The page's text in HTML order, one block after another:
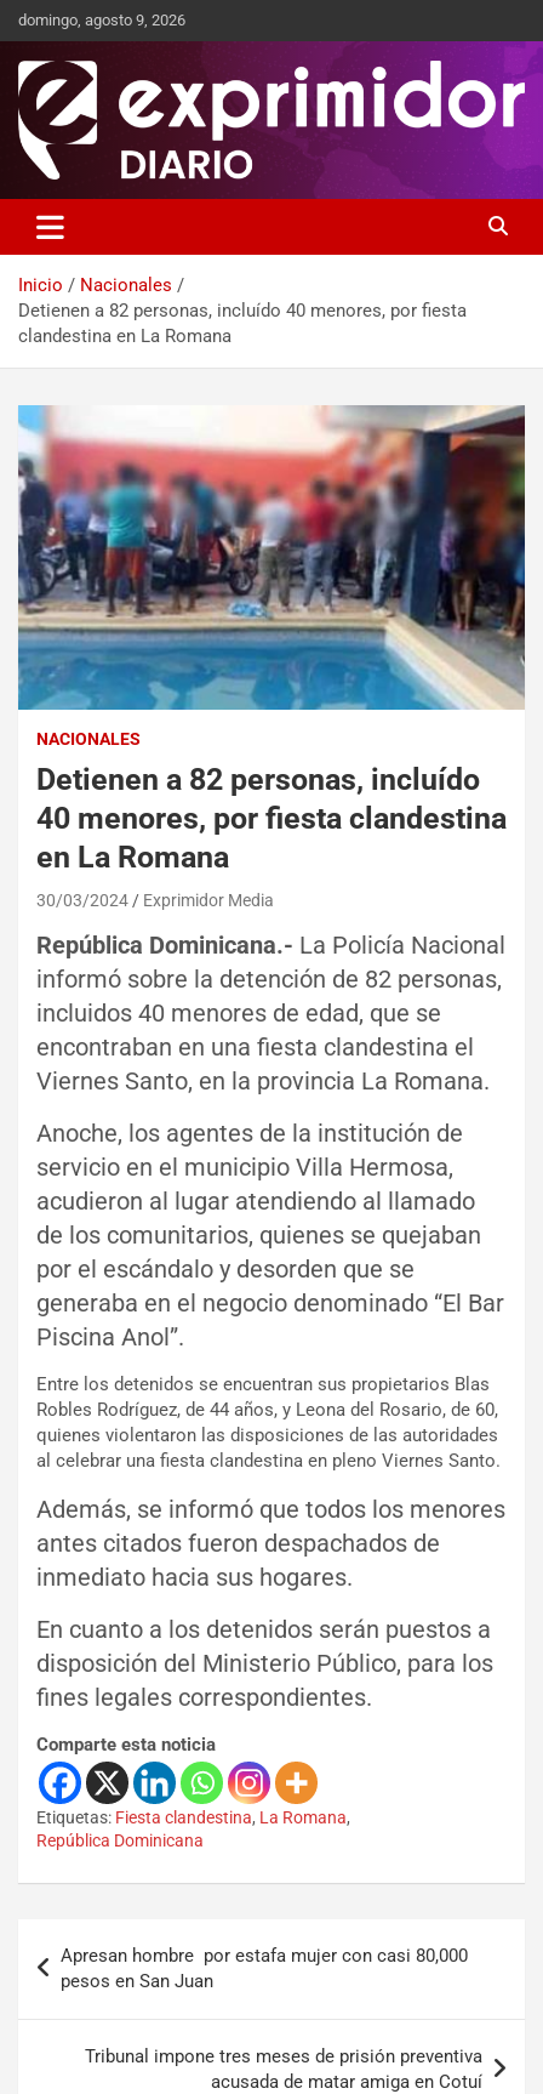
domingo, agosto 9, 2026
Exprimidor media
Inicio
Nacionales
Detienen a 82 personas, incluído 40 menores, por fiesta
clandestina en La Romana
NACIONALES
Detienen a 82 personas, incluído
40 menores, por fiesta clandestina
en La Romana
30/03/2024 Exprimidor Media
República Dominicana.- La Policía Nacional
informó sobre la detención de 82 personas,
incluidos 40 menores de edad, que se
encontraban en una fiesta clandestina el
Viernes Santo, en la provincia La Romana.
Anoche, los agentes de la institución de
servicio en el municipio Villa Hermosa,
acudieron al lugar atendiendo al llamado
de los comunitarios, quienes se quejaban
por el escándalo y desorden que se
generaba en el negocio denominado “El Bar
Piscina Anol”.
Entre los detenidos se encuentran sus propietarios Blas
Robles Rodríguez, de 44 años, y Leona del Rosario, de 60,
quienes violentaron las disposiciones de las autoridades
al celebrar una fiesta clandestina en pleno Viernes Santo.
Además, se informó que todos los menores
antes citados fueron despachados de
inmediato hacia sus hogares.
En cuanto a los detenidos serán puestos a
disposición del Ministerio Público, para los
fines legales correspondientes.
Comparte esta noticia
Etiquetas: Fiesta clandestina, La Romana,
República Dominicana
Apresan hombre por estafa mujer con casi 80,000
pesos en San Juan
Tribunal impone tres meses de prisión preventiva
acusada de matar amiga en Cotuí